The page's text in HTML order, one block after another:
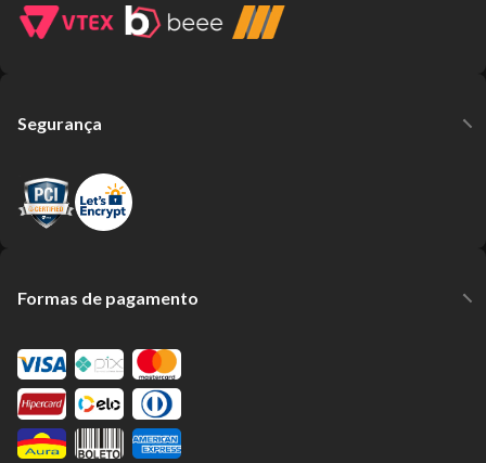
Segurança
Formas de pagamento